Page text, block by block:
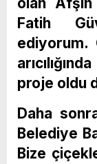
Fatih
proje oldu
Daha
Belediye
Bize